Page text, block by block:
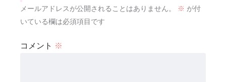
メールアドレスが公開されることはありません。 ※ が付
いている欄は必須項目です
コメント ※